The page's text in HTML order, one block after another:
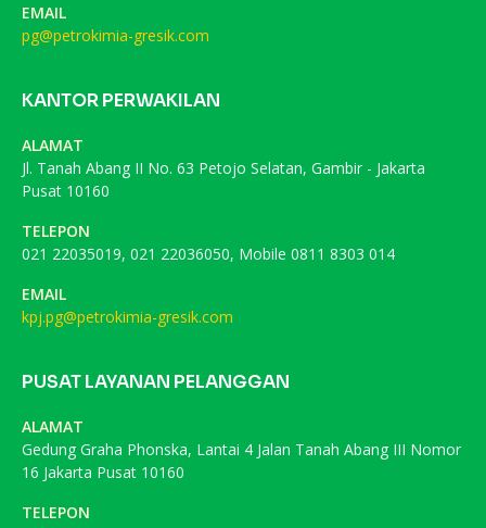
EMAIL
pg@petrokimia-gresik.com
KANTOR PERWAKILAN
ALAMAT
Jl. Tanah Abang II No. 63 Petojo Selatan, Gambir - Jakarta
Pusat 10160
TELEPON
021 22035019, 021 22036050, Mobile 0811 8303 014
EMAIL
kpj.pg@petrokimia-gresik.com
PUSAT LAYANAN PELANGGAN
ALAMAT
Gedung Graha Phonska, Lantai 4 Jalan Tanah Abang III Nomor
16 Jakarta Pusat 10160
TELEPON